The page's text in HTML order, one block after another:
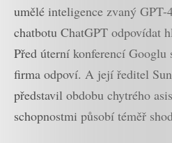
umělé inteligence zvaný
chatbotu ChatGPT odpovídat
Před úterní konferencí Googlu
firma odpoví. A její ředitel
představil obdobu chytrého
schopnostmi působí téměř